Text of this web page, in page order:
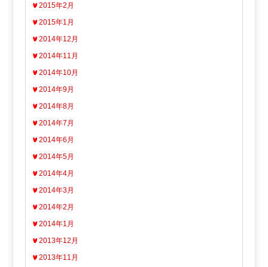
2015年2月
2015年1月
2014年12月
2014年11月
2014年10月
2014年9月
2014年8月
2014年7月
2014年6月
2014年5月
2014年4月
2014年3月
2014年2月
2014年1月
2013年12月
2013年11月